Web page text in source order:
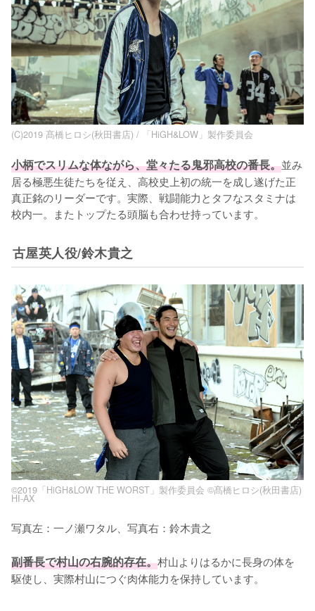
(C)2019 髙橋ヒロシ(秋田書店) / 「HiGH&LOW」製作委員会
小柄でスリムな体ながら、堂々たる鬼邪高校の番長。並み
居る極悪生徒たちを従え、高校史上初の統一を成し遂げた正
真正銘のリーダーです。実際、戦闘能力とタフなスタミナは
校内一。またトップたる頭脳も合わせ持っています。
古屋英人役/鈴木貴之
©2019「HiGH&LOW THE WORST」製作委員会 ©髙橋ヒロシ(秋田書店)
HI-AX
写真左：一ノ瀬ワタル、写真右：鈴木貴之
副番長で村山の右腕的存在。村山よりはるかに長身の体を
駆使し、実際村山につぐ肉体能力を保持しています。